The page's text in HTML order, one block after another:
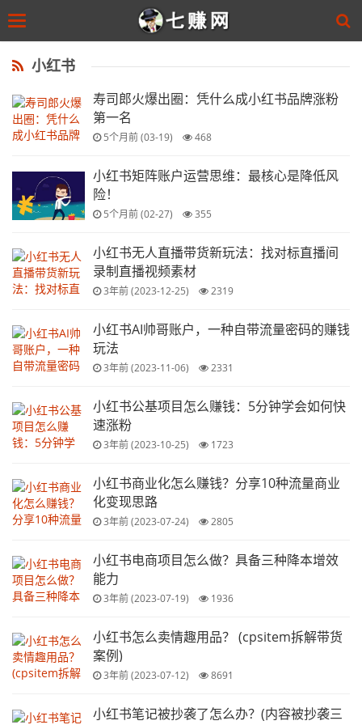
to
content
Toggle
小红书
寿司郎火爆出圈：凭什么成小红书品牌涨粉
第一名
5个月前 (03-19) 468
小红书矩阵账户运营思维：最核心是降低风
险！
5个月前 (02-27) 355
小红书无人直播带货新玩法：找对标直播间
录制直播视频素材
3年前 (2023-12-25) 2319
小红书AI帅哥账户，一种自带流量密码的赚钱
玩法
3年前 (2023-11-06) 2331
小红书公基项目怎么赚钱：5分钟学会如何快
速涨粉
3年前 (2023-10-25) 1723
小红书商业化怎么赚钱？分享10种流量商业
化变现思路
3年前 (2023-07-24) 2805
小红书电商项目怎么做？具备三种降本增效
能力
3年前 (2023-07-19) 1936
小红书怎么卖情趣用品？ (cpsitem拆解带货
案例)
3年前 (2023-07-12) 8691
小红书笔记被抄袭了怎么办？(内容被抄袭三